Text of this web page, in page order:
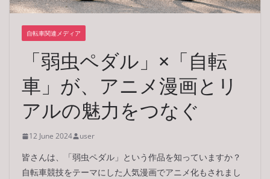
自転車関連メディア
「弱虫ペダル」×「自転
車」が、アニメ漫画とリ
アルの魅力をつなぐ
12 June 2024 user
皆さんは、「弱虫ペダル」という作品を知っていますか？
自転車競技をテーマにした人気漫画でアニメ化もされまし